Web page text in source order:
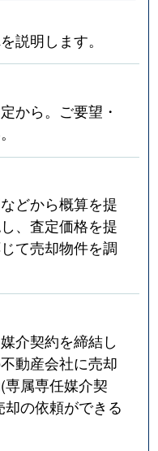
説明します。
から。ご要望・
どから概算を提
、査定価格を提
て売却物件を調
介契約を締結し
動産会社に売却
属専任媒介契
の依頼ができる